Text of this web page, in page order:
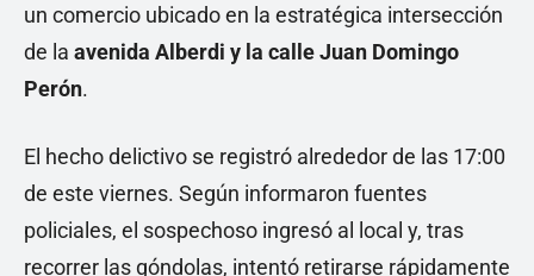
un comercio ubicado en la estratégica intersección
de la avenida Alberdi y la calle Juan Domingo
Perón.
El hecho delictivo se registró alrededor de las 17:00
de este viernes. Según informaron fuentes
policiales, el sospechoso ingresó al local y, tras
recorrer las góndolas, intentó retirarse rápidamente